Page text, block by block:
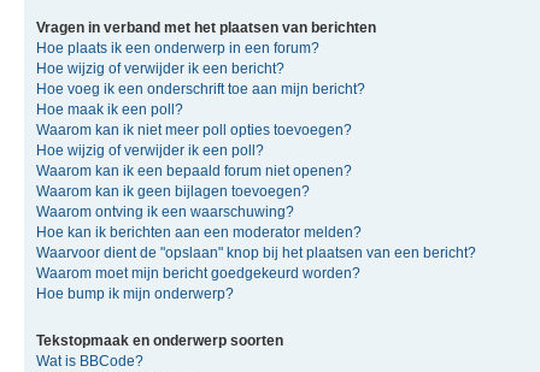
Vragen in verband met het plaatsen van berichten
Hoe plaats ik een onderwerp in een forum?
Hoe wijzig of verwijder ik een bericht?
Hoe voeg ik een onderschrift toe aan mijn bericht?
Hoe maak ik een poll?
Waarom kan ik niet meer poll opties toevoegen?
Hoe wijzig of verwijder ik een poll?
Waarom kan ik een bepaald forum niet openen?
Waarom kan ik geen bijlagen toevoegen?
Waarom ontving ik een waarschuwing?
Hoe kan ik berichten aan een moderator melden?
Waarvoor dient de "opslaan" knop bij het plaatsen van een bericht?
Waarom moet mijn bericht goedgekeurd worden?
Hoe bump ik mijn onderwerp?
Tekstopmaak en onderwerp soorten
Wat is BBCode?